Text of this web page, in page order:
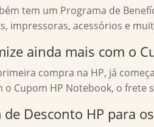
tem um Programa de
impressoras, acessórios e
ainda mais com o
compra na HP, já
o Cupom HP Notebook, o
de Desconto HP para